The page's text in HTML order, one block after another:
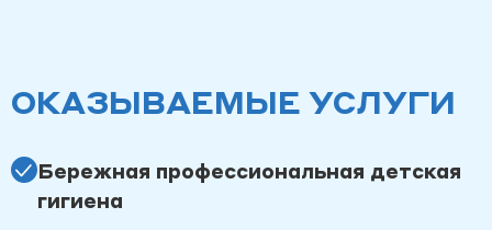
2025 г. — iTOP Introductory (1 уровень) —
Индивидуальный тренинг
2025 г. —Курс «Фронтальный интенсив» (лектор:
Иван Рузин)
ОКАЗЫВАЕМЫЕ УСЛУГИ
Бережная профессиональная детская
гигиена